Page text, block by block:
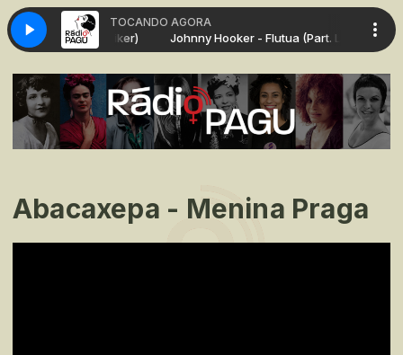
TOCANDO AGORA
- Flutua (Part. Liniker) Johnny Hooker - Flutua (Part. Liniker)
Abacaxepa - Menina Praga